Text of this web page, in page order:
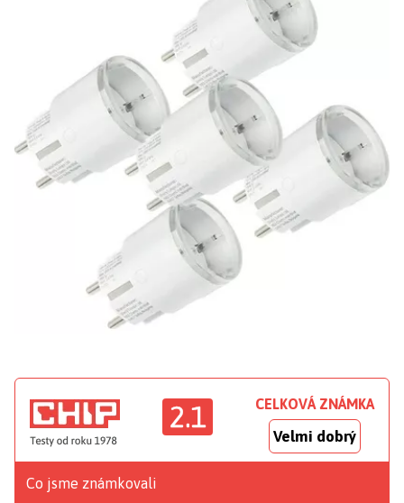
2.1 CELKOVÁ ZNÁMKA
Velmi dobrý
Co jsme známkovali